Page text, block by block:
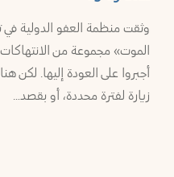
وثقت منظمة العفو الدولية في
الموت» مجموعة من
أجبروا على العودة إليها. لكن
زيارة لفترة محددة، أو بقصد…